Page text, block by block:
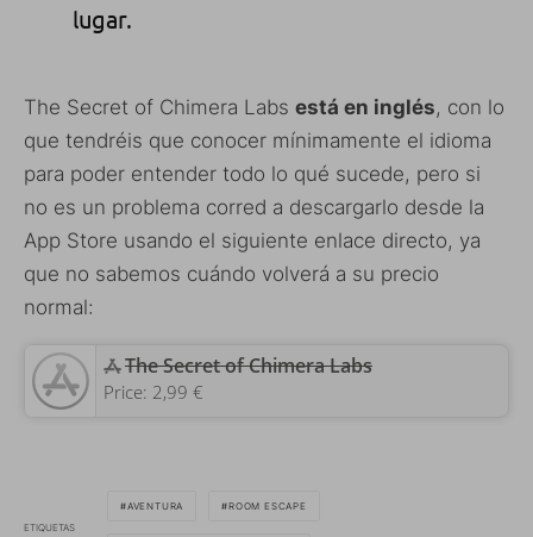
lugar.
The Secret of Chimera Labs está en inglés, con lo
que tendréis que conocer mínimamente el idioma
para poder entender todo lo qué sucede, pero si
no es un problema corred a descargarlo desde la
App Store usando el siguiente enlace directo, ya
que no sabemos cuándo volverá a su precio
normal:
‎The Secret of Chimera Labs
Price: 2,99 €
ETIQUETAS
AVENTURA ROOM ESCAPE